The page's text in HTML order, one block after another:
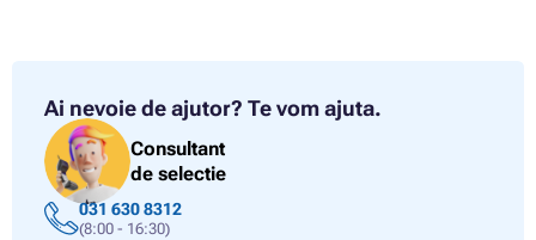
Ai nevoie de ajutor? Te vom ajuta.
Consultant
de selectie
031 630 8312
(8:00 - 16:30)